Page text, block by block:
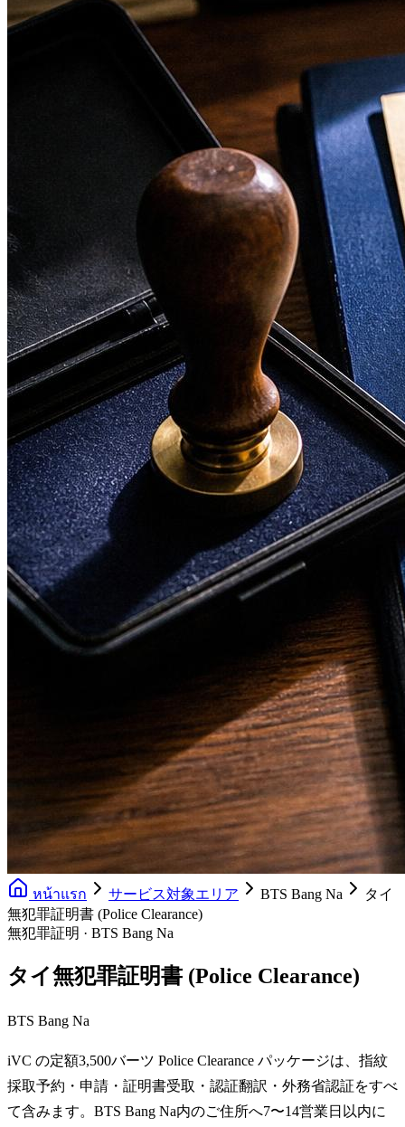
หน้าแรก サービス対象エリア BTS Bang Na
タイ
無犯罪証明書 (Police Clearance)
無犯罪証明 · BTS Bang Na
タイ無犯罪証明書 (Police Clearance)
BTS Bang Na
iVC の定額3,500バーツ Police Clearance パッケージは、指紋
採取予約・申請・証明書受取・認証翻訳・外務省認証をすべ
て含みます。BTS Bang Na内のご住所へ7〜14営業日以内に